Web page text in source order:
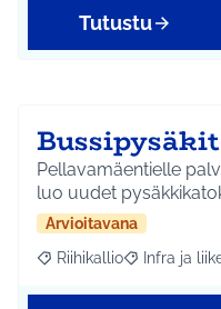
Tutustu
Pellavamäentielle
luo uudet
Arvioitavana
Rajaa tulokset aihepiirin
Riihikallio RajaaInfra ja